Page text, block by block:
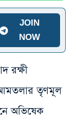
JOIN
NOW
রক্ষী
আমতলার তৃণমূল
অভিষেক